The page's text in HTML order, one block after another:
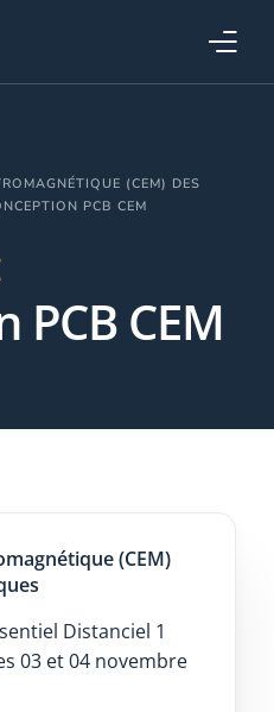
(CEM) DES
PCB CEM
CEM
(CEM)
Distanciel 1
03 et 04 novembre